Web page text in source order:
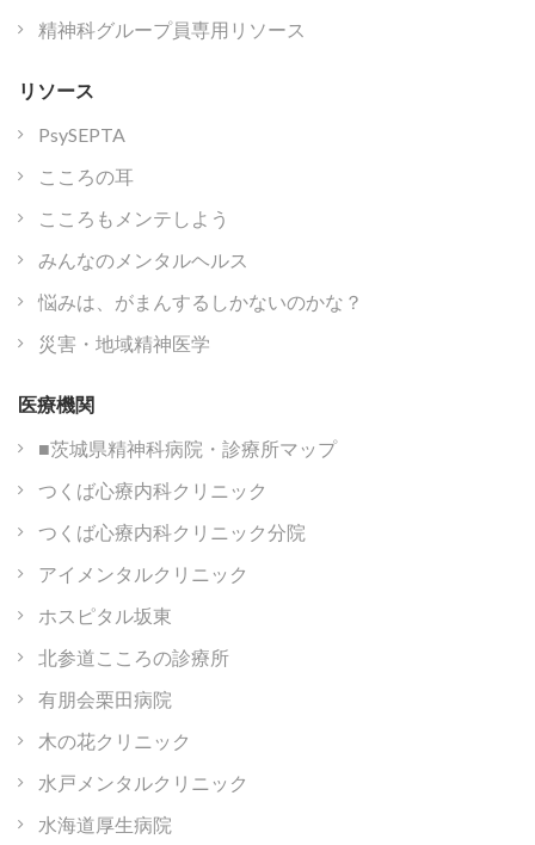
精神科グループ員専用リソース
リソース
PsySEPTA
こころの耳
こころもメンテしよう
みんなのメンタルヘルス
悩みは、がまんするしかないのかな？
災害・地域精神医学
医療機関
■茨城県精神科病院・診療所マップ
つくば心療内科クリニック
つくば心療内科クリニック分院
アイメンタルクリニック
ホスピタル坂東
北参道こころの診療所
有朋会栗田病院
木の花クリニック
水戸メンタルクリニック
水海道厚生病院